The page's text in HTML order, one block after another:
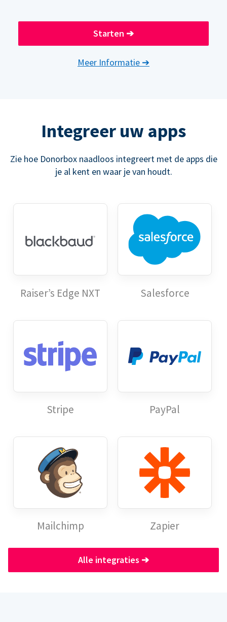
Starten ➔
Meer Informatie ➔
Integreer uw apps
Zie hoe Donorbox naadloos integreert met de apps die
je al kent en waar je van houdt.
Raiser’s Edge NXT Salesforce
Stripe PayPal
Mailchimp Zapier
Alle integraties ➔